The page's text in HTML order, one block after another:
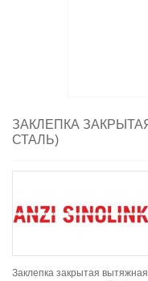
ЗАКЛЕПКА
СТАЛЬ)
Заклепка закрытая